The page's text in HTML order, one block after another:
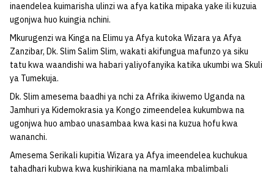
inaendelea kuimarisha ulinzi wa afya katika mipaka yake ili kuzuia
ugonjwa huo kuingia nchini.
Mkurugenzi wa Kinga na Elimu ya Afya kutoka Wizara ya Afya
Zanzibar, Dk. Slim Salim Slim, wakati akifungua mafunzo ya siku
tatu kwa waandishi wa habari yaliyofanyika katika ukumbi wa Skuli
ya Tumekuja.
Dk. Slim amesema baadhi ya nchi za Afrika ikiwemo Uganda na
Jamhuri ya Kidemokrasia ya Kongo zimeendelea kukumbwa na
ugonjwa huo ambao unasambaa kwa kasi na kuzua hofu kwa
wananchi.
Amesema Serikali kupitia Wizara ya Afya imeendelea kuchukua
tahadhari kubwa kwa kushirikiana na mamlaka mbalimbali